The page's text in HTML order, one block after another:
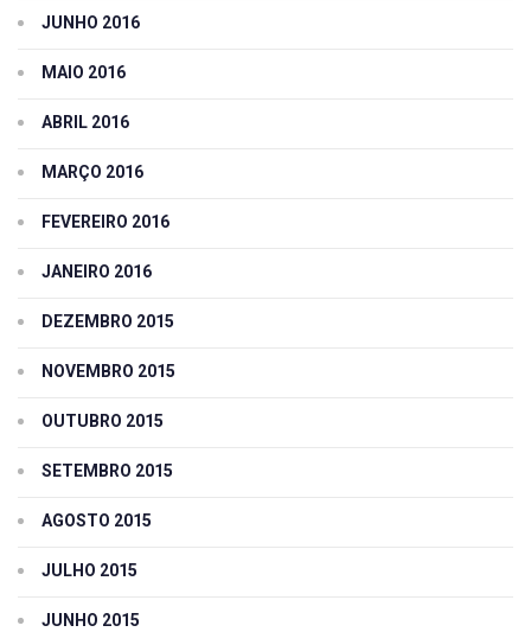
JUNHO 2016
MAIO 2016
ABRIL 2016
MARÇO 2016
FEVEREIRO 2016
JANEIRO 2016
DEZEMBRO 2015
NOVEMBRO 2015
OUTUBRO 2015
SETEMBRO 2015
AGOSTO 2015
JULHO 2015
JUNHO 2015